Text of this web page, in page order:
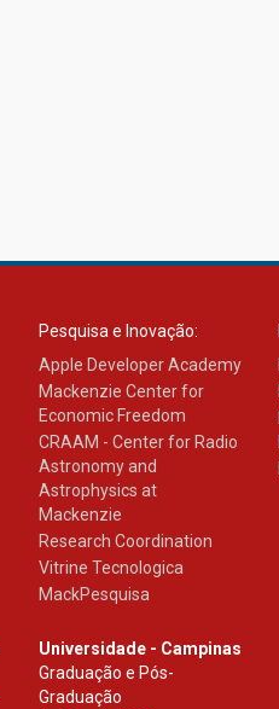
Pesquisa e Inovação:
Apple Developer Academy
Mackenzie Center for
Economic Freedom
CRAAM - Center for Radio
Astronomy and
Astrophysics at
Mackenzie
Research Coordination
Vitrine Tecnologica
MackPesquisa
Universidade - Campinas
Graduação e Pós-
Graduação